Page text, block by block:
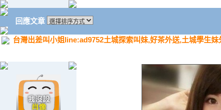
回應文章
台灣出差叫小姐line:ad9752土城探索叫妹,好茶外送,土城學生妹